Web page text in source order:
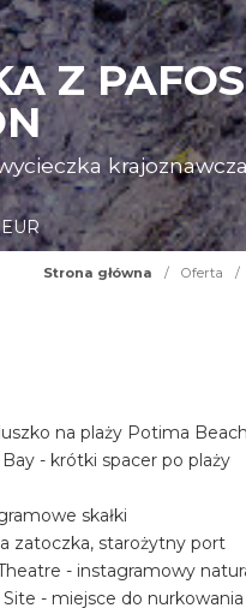
Z
Strona główna / Oferta /
na plaży Potima Beach
- krótki spacer po plaży
skałki
zatoczka, starożytny port
- instagramowy
- miejsce do